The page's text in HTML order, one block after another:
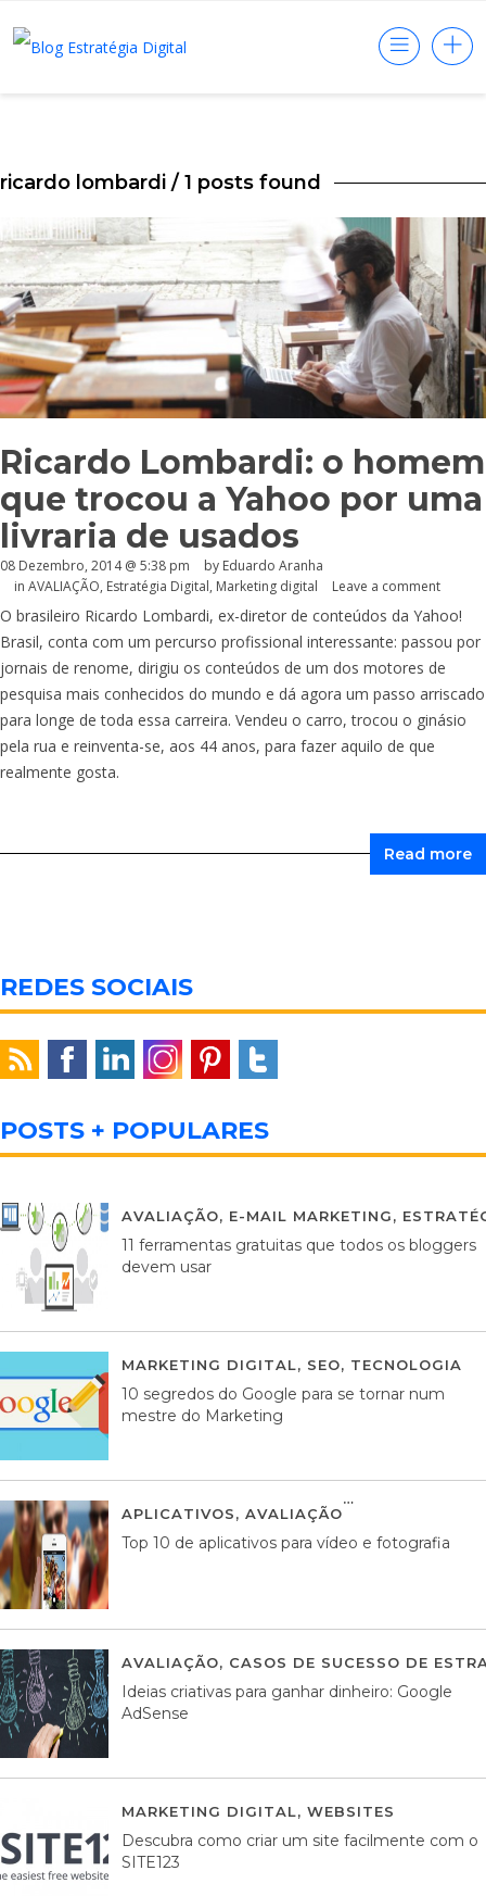
ricardo lombardi / 1 posts found
Ricardo Lombardi: o homem
que trocou a Yahoo por uma
livraria de usados
08 Dezembro, 2014 @ 5:38 pm by Eduardo Aranha
in AVALIAÇÃO, Estratégia Digital, Marketing digital Leave a comment
O brasileiro Ricardo Lombardi, ex-diretor de conteúdos da Yahoo!
Brasil, conta com um percurso profissional interessante: passou por
jornais de renome, dirigiu os conteúdos de um dos motores de
pesquisa mais conhecidos do mundo e dá agora um passo arriscado
para longe de toda essa carreira. Vendeu o carro, trocou o ginásio
pela rua e reinventa-se, aos 44 anos, para fazer aquilo de que
realmente gosta.
Read more
REDES SOCIAIS
POSTS + POPULARES
AVALIAÇÃO, E-MAIL MARKETING,
11 ferramentas gratuitas que todos os bloggers
devem usar
MARKETING DIGITAL, SEO, TECNOLOGIA
10 segredos do Google para se tornar num
mestre do Marketing
APLICATIVOS, AVALIAÇÃO
Top 10 de aplicativos para vídeo e fotografia
AVALIAÇÃO, CASOS DE SUCESSO DE
Ideias criativas para ganhar dinheiro: Google
AdSense
MARKETING DIGITAL, WEBSITES
Descubra como criar um site facilmente com o
SITE123